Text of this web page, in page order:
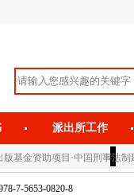
派出所工作
基金资助项目·中国刑事法制
7-5653-0820-8